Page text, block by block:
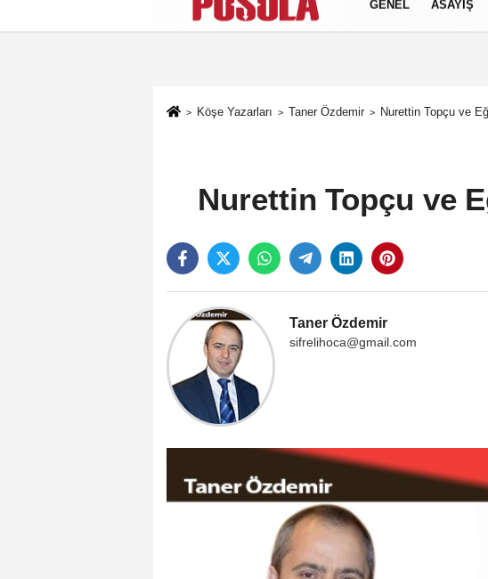
Künye İletişim Gizlilik Politikası
GENEL ASAYİŞ
Köşe Yazarları Taner Özdemir Nurettin Topçu ve
Nurettin Topçu ve
Taner Özdemir
sifrelihoca@gmail.com